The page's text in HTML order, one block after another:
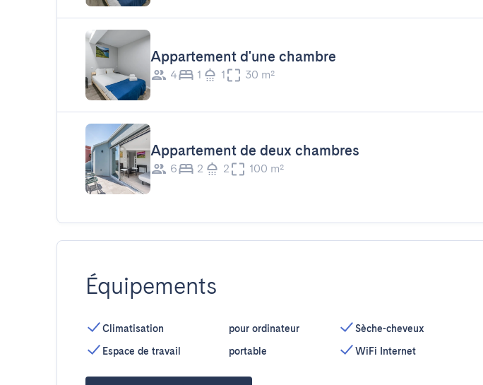
Appartement d'une chambre
4 1 1 30 m²
Appartement de deux chambres
6 2 2 100 m²
Équipements
Climatisation
Espace de travail
pour ordinateur
portable
Sèche-cheveux
WiFi Internet